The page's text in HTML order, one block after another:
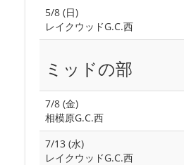
5/8 (日)
レイクウッドG.C.西
ミッドの部
7/8 (金)
相模原G.C.西
7/13 (水)
レイクウッドG.C.西